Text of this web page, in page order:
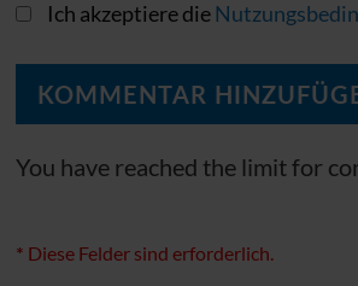
Ich akzeptiere die
You have reached the limit for
* Diese Felder sind erforderlich.